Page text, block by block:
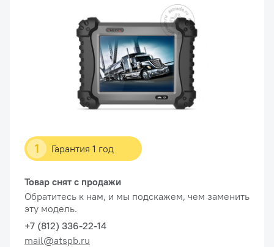
1 Гарантия 1 год
Товар снят с продажи
Обратитесь к нам, и мы подскажем, чем заменить
эту модель.
+7 (812) 336-22-14
mail@atspb.ru